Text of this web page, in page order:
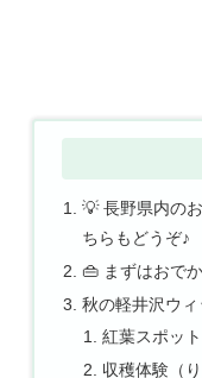
💡 長野県内の
ちらもどうぞ♪
👜 まずはおで
秋の軽井沢ウィ
紅葉スポッ
収穫体験（